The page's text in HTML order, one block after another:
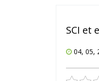
SCI et
04, 05,